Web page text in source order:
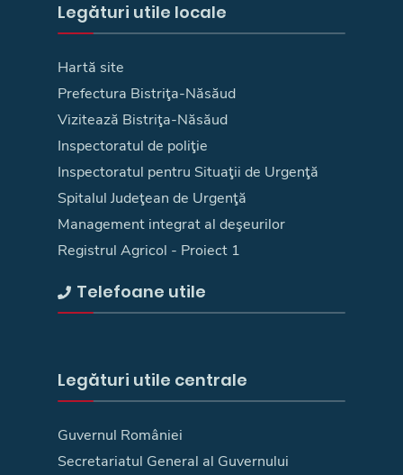
Legături utile locale
Hartă site
Prefectura Bistriţa-Năsăud
Vizitează Bistriţa-Năsăud
Inspectoratul de poliţie
Inspectoratul pentru Situaţii de Urgenţă
Spitalul Judeţean de Urgenţă
Management integrat al deşeurilor
Registrul Agricol - Proiect 1
Telefoane utile
Legături utile centrale
Guvernul României
Secretariatul General al Guvernului